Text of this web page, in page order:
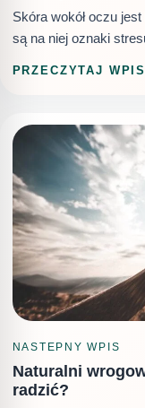
Skóra wokół oczu
są na niej oznaki
PRZECZYTAJ WPIS
NASTEPNY WPIS
Naturalni
radzić?